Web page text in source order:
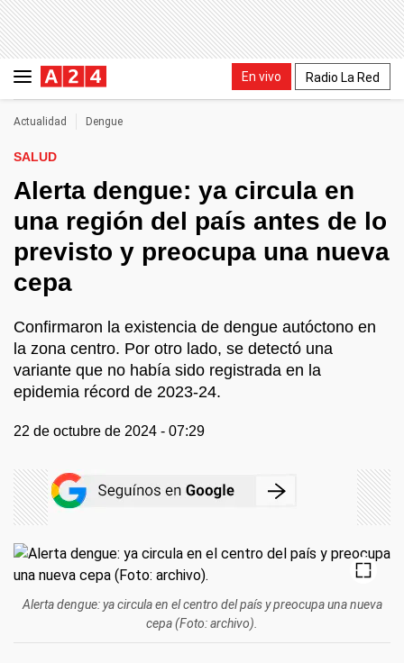
En vivo Radio La Red
Actualidad Dengue
SALUD
Alerta dengue: ya circula en
una región del país antes de lo
previsto y preocupa una nueva
cepa
Confirmaron la existencia de dengue autóctono en
la zona centro. Por otro lado, se detectó una
variante que no había sido registrada en la
epidemia récord de 2023-24.
22 de octubre de 2024 - 07:29
Alerta dengue: ya circula en el centro del país y preocupa una nueva
cepa (Foto: archivo).